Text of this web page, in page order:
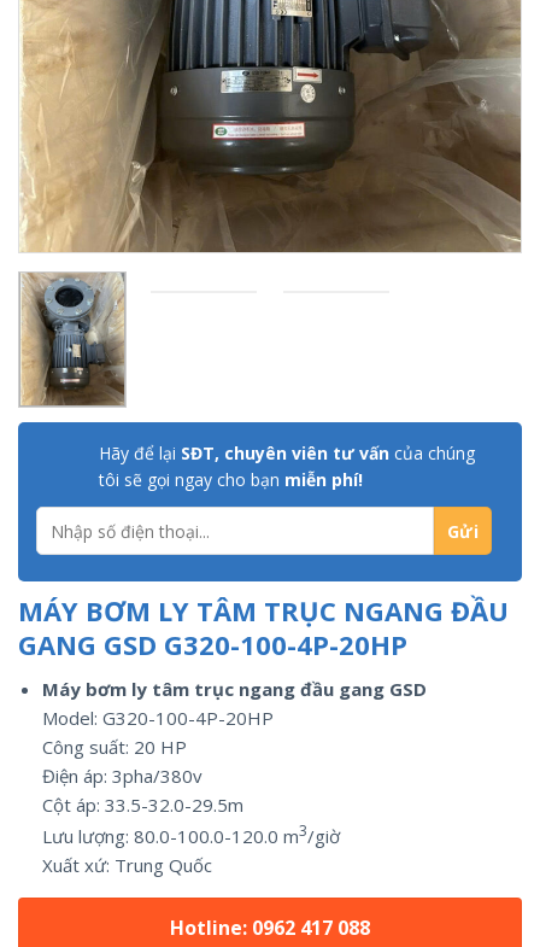
Hãy để lại SĐT, chuyên viên tư vấn của chúng
tôi sẽ gọi ngay cho bạn miễn phí!
MÁY BƠM LY TÂM TRỤC NGANG ĐẦU
GANG GSD G320-100-4P-20HP
Máy bơm ly tâm trục ngang đầu gang GSD
Model: G320-100-4P-20HP
Công suất: 20 HP
Điện áp: 3pha/380v
Cột áp: 33.5-32.0-29.5m
Lưu lượng: 80.0-100.0-120.0 m3/giờ
Xuất xứ: Trung Quốc
Hotline: 0962 417 088